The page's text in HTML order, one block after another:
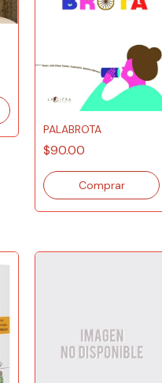
PALABROTA
$90.00